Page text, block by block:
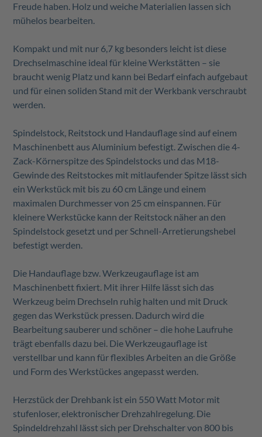
Freude haben. Holz und weiche Materialien lassen sich
mühelos bearbeiten.
Kompakt und mit nur 6,7 kg besonders leicht ist diese
Drechselmaschine ideal für kleine Werkstätten – sie
braucht wenig Platz und kann bei Bedarf einfach aufgebaut
und für einen soliden Stand mit der Werkbank verschraubt
werden.
Spindelstock, Reitstock und Handauflage sind auf einem
Maschinenbett aus Aluminium befestigt. Zwischen die 4-
Zack-Körnerspitze des Spindelstocks und das M18-
Gewinde des Reitstockes mit mitlaufender Spitze lässt sich
ein Werkstück mit bis zu 60 cm Länge und einem
maximalen Durchmesser von 25 cm einspannen. Für
kleinere Werkstücke kann der Reitstock näher an den
Spindelstock gesetzt und per Schnell-Arretierungshebel
befestigt werden.
Die Handauflage bzw. Werkzeugauflage ist am
Maschinenbett fixiert. Mit ihrer Hilfe lässt sich das
Werkzeug beim Drechseln ruhig halten und mit Druck
gegen das Werkstück pressen. Dadurch wird die
Bearbeitung sauberer und schöner – die hohe Laufruhe
trägt ebenfalls dazu bei. Die Werkzeugauflage ist
verstellbar und kann für flexibles Arbeiten an die Größe
und Form des Werkstückes angepasst werden.
Herzstück der Drehbank ist ein 550 Watt Motor mit
stufenloser, elektronischer Drehzahlregelung. Die
Spindeldrehzahl lässt sich per Drehschalter von 800 bis